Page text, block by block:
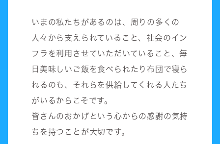
いまの私たちがあるのは、周りの多くの
人々から支えられていること、社会のイン
フラを利用させていただいていること、毎
日美味しいご飯を食べられたり布団で寝ら
れるのも、それらを供給してくれる人たち
がいるからこそです。
皆さんのおかげという心からの感謝の気持
ちを持つことが大切です。